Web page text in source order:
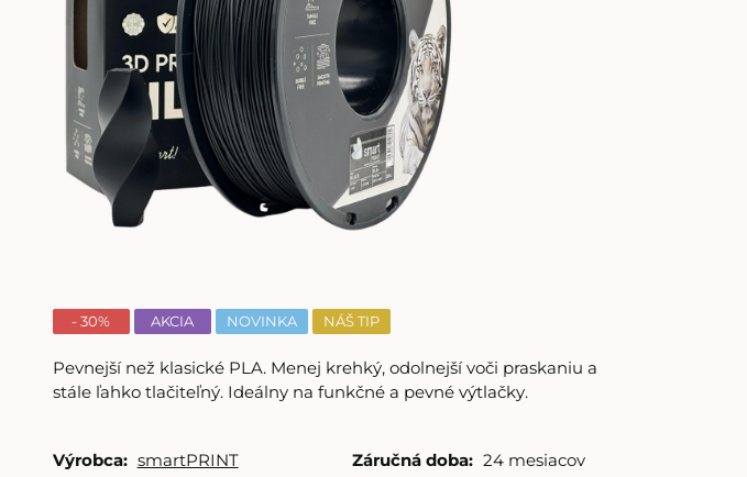
- 30% AKCIA NOVINKA NÁŠ TIP
Pevnejší než klasické PLA. Menej krehký, odolnejší voči praskaniu a
stále ľahko tlačiteľný. Ideálny na funkčné a pevné výtlačky.
Výrobca: smartPRINT Záručná doba: 24 mesiacov